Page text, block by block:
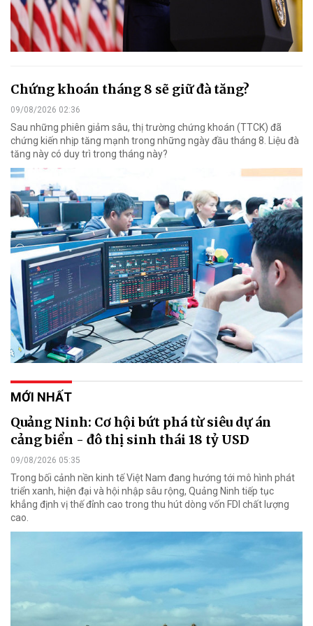
Chứng khoán tháng 8 sẽ giữ đà tăng?
09/08/2026 02:36
Sau những phiên giảm sâu, thị trường chứng khoán (TTCK) đã
chứng kiến nhịp tăng mạnh trong những ngày đầu tháng 8. Liệu đà
tăng này có duy trì trong tháng này?
MỚI NHẤT
Quảng Ninh: Cơ hội bứt phá từ siêu dự án
cảng biển - đô thị sinh thái 18 tỷ USD
09/08/2026 05:35
Trong bối cảnh nền kinh tế Việt Nam đang hướng tới mô hình phát
triển xanh, hiện đại và hội nhập sâu rộng, Quảng Ninh tiếp tục
khẳng định vị thế đỉnh cao trong thu hút dòng vốn FDI chất lượng
cao.